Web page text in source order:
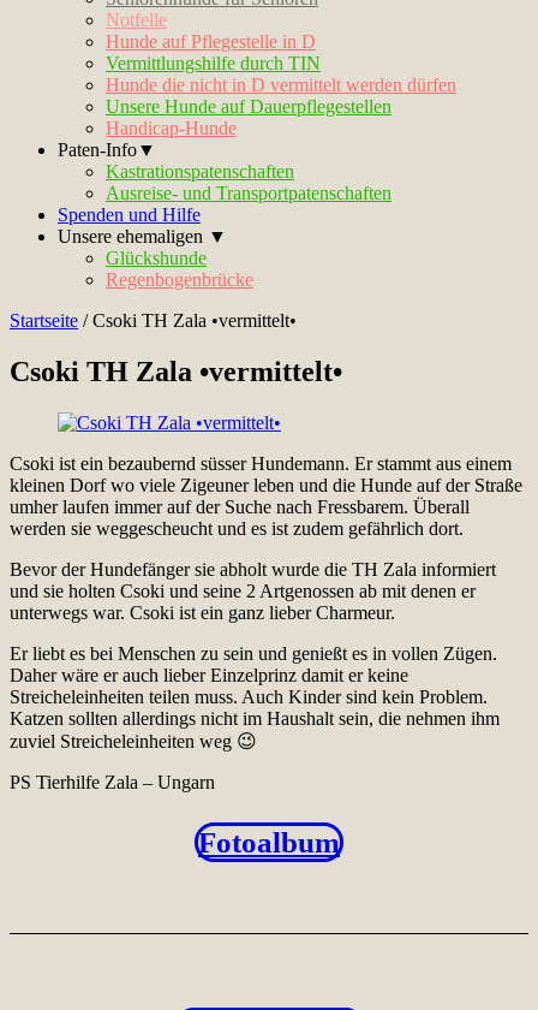
Notfelle
Hunde auf Pflegestelle in D
Vermittlungshilfe durch TIN
Hunde die nicht in D vermittelt werden dürfen
Unsere Hunde auf Dauerpflegestellen
Handicap-Hunde
Paten-Info▼
Kastrationspatenschaften
Ausreise- und Transportpatenschaften
Spenden und Hilfe
Unsere ehemaligen ▼
Glückshunde
Regenbogenbrücke
Startseite /Csoki TH Zala •vermittelt•
Csoki TH Zala •vermittelt•
Csoki ist ein bezaubernd süsser Hundemann. Er stammt aus einem
kleinen Dorf wo viele Zigeuner leben und die Hunde auf der Straße
umher laufen immer auf der Suche nach Fressbarem. Überall
werden sie weggescheucht und es ist zudem gefährlich dort.
Bevor der Hundefänger sie abholt wurde die TH Zala informiert
und sie holten Csoki und seine 2 Artgenossen ab mit denen er
unterwegs war. Csoki ist ein ganz lieber Charmeur.
Er liebt es bei Menschen zu sein und genießt es in vollen Zügen.
Daher wäre er auch lieber Einzelprinz damit er keine
Streicheleinheiten teilen muss. Auch Kinder sind kein Problem.
Katzen sollten allerdings nicht im Haushalt sein, die nehmen ihm
zuviel Streicheleinheiten weg 😉
PS Tierhilfe Zala – Ungarn
Fotoalbum